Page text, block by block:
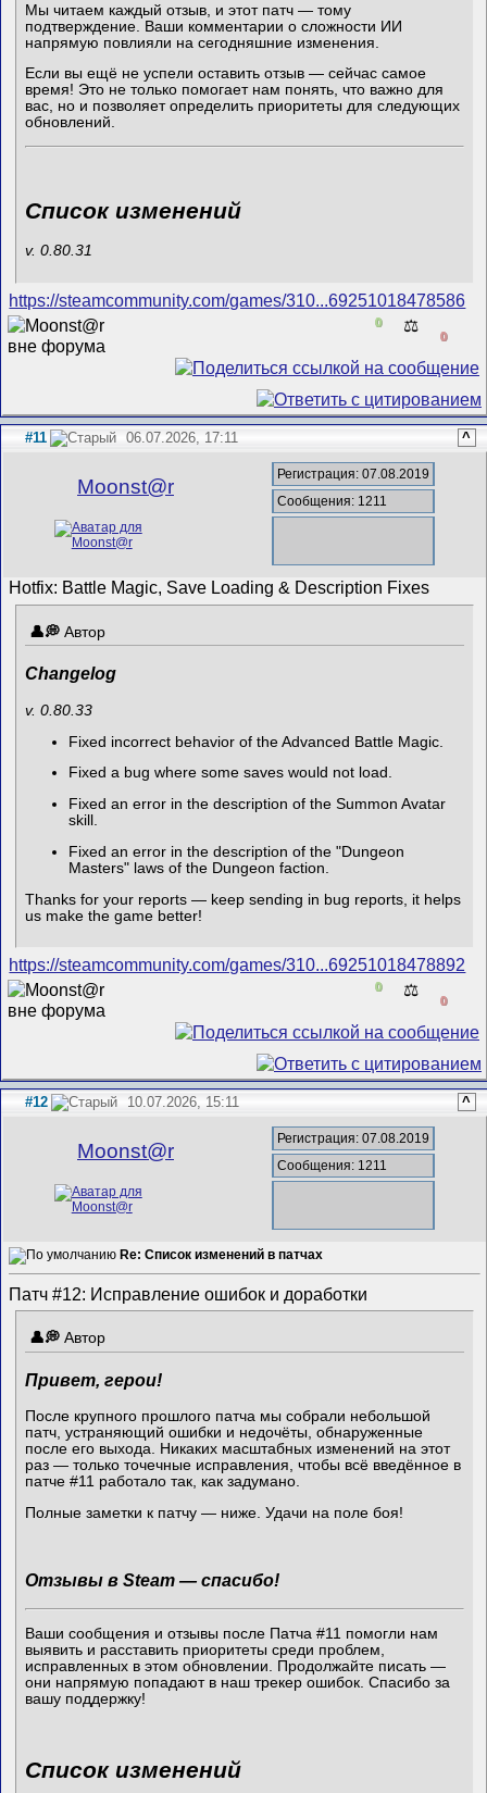
Мы читаем каждый отзыв, и этот патч — тому
подтверждение. Ваши комментарии о сложности ИИ
напрямую повлияли на сегодняшние изменения.
Если вы ещё не успели оставить отзыв — сейчас самое
время! Это не только помогает нам понять, что важно для
вас, но и позволяет определить приоритеты для следующих
обновлений.
Список изменений
v. 0.80.31
https://steamcommunity.com/games/310...69251018478586
0 ⚖️
0
#11 06.07.2026, 17:11 ^
Mооnst@r
Регистрация: 07.08.2019
Сообщения: 1211
Hotfix: Battle Magic, Save Loading & Description Fixes
Автор
Changelog
v. 0.80.33
Fixed incorrect behavior of the Advanced Battle Magic.
Fixed a bug where some saves would not load.
Fixed an error in the description of the Summon Avatar
skill.
Fixed an error in the description of the "Dungeon
Masters" laws of the Dungeon faction.
Thanks for your reports — keep sending in bug reports, it helps
us make the game better!
https://steamcommunity.com/games/310...69251018478892
0 ⚖️
0
#12 10.07.2026, 15:11 ^
Mооnst@r
Регистрация: 07.08.2019
Сообщения: 1211
Re: Список изменений в патчах
Патч #12: Исправление ошибок и доработки
Автор
Привет, герои!
После крупного прошлого патча мы собрали небольшой
патч, устраняющий ошибки и недочёты, обнаруженные
после его выхода. Никаких масштабных изменений на этот
раз — только точечные исправления, чтобы всё введённое в
патче #11 работало так, как задумано.
Полные заметки к патчу — ниже. Удачи на поле боя!
Отзывы в Steam — спасибо!
Ваши сообщения и отзывы после Патча #11 помогли нам
выявить и расставить приоритеты среди проблем,
исправленных в этом обновлении. Продолжайте писать —
они напрямую попадают в наш трекер ошибок. Спасибо за
вашу поддержку!
Список изменений